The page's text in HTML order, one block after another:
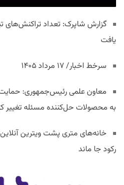
یافت
سرخط اخبار/ ۱۷ مرداد ۱۴۰۵
معاون علمی رئیس‌جمهوری:
به محصولات حل‌کننده مسئله تغییر
خانه‌های متری پشت ویترین آنلاین؛
رکود جا ماند